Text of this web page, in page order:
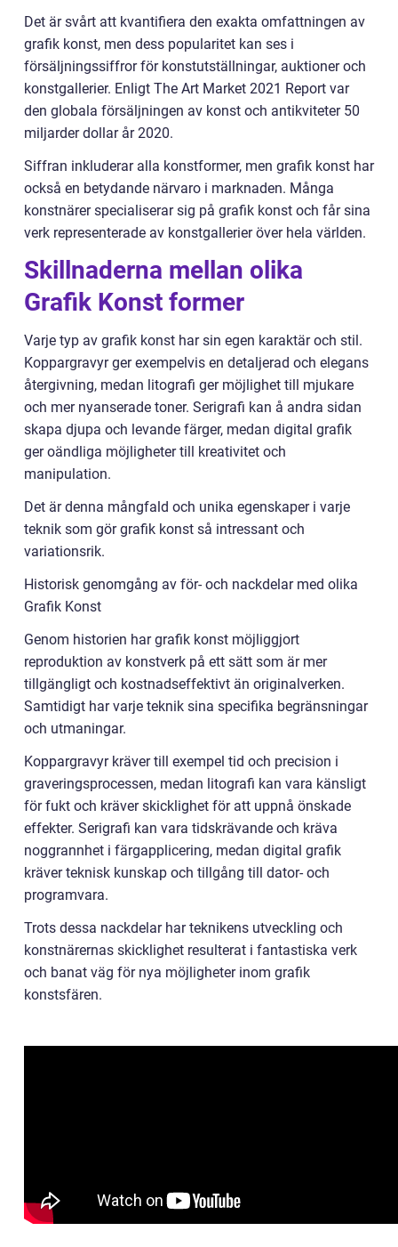
Det är svårt att kvantifiera den exakta omfattningen av
grafik konst, men dess popularitet kan ses i
försäljningssiffror för konstutställningar, auktioner och
konstgallerier. Enligt The Art Market 2021 Report var
den globala försäljningen av konst och antikviteter 50
miljarder dollar år 2020.
Siffran inkluderar alla konstformer, men grafik konst har
också en betydande närvaro i marknaden. Många
konstnärer specialiserar sig på grafik konst och får sina
verk representerade av konstgallerier över hela världen.
Skillnaderna mellan olika
Grafik Konst former
Varje typ av grafik konst har sin egen karaktär och stil.
Koppargravyr ger exempelvis en detaljerad och elegans
återgivning, medan litografi ger möjlighet till mjukare
och mer nyanserade toner. Serigrafi kan å andra sidan
skapa djupa och levande färger, medan digital grafik
ger oändliga möjligheter till kreativitet och
manipulation.
Det är denna mångfald och unika egenskaper i varje
teknik som gör grafik konst så intressant och
variationsrik.
Historisk genomgång av för- och nackdelar med olika
Grafik Konst
Genom historien har grafik konst möjliggjort
reproduktion av konstverk på ett sätt som är mer
tillgängligt och kostnadseffektivt än originalverken.
Samtidigt har varje teknik sina specifika begränsningar
och utmaningar.
Koppargravyr kräver till exempel tid och precision i
graveringsprocessen, medan litografi kan vara känsligt
för fukt och kräver skicklighet för att uppnå önskade
effekter. Serigrafi kan vara tidskrävande och kräva
noggrannhet i färgapplicering, medan digital grafik
kräver teknisk kunskap och tillgång till dator- och
programvara.
Trots dessa nackdelar har teknikens utveckling och
konstnärernas skicklighet resulterat i fantastiska verk
och banat väg för nya möjligheter inom grafik
konstsfären.